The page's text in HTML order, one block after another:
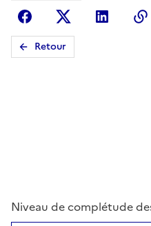
FacebookX
Retour
Niveau de complétude